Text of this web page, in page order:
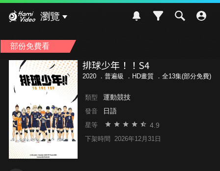
瀏覽
部份免費看
排球少年！！S4
2020 ． 普遍級 ．HD畫質 ．全13集(部分免費)
類型 運動競技
發音 日語
星等 4.9
下架時間 2026年12月31日